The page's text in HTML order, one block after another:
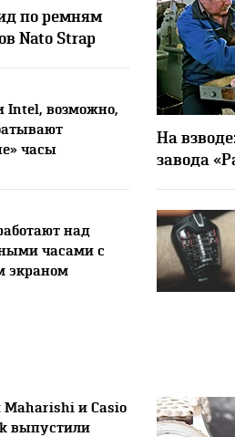
по ремням
Nato Strap
Intel, возможно,
часы
над
часами с
экраном
На
завода
и Casio
выпустили